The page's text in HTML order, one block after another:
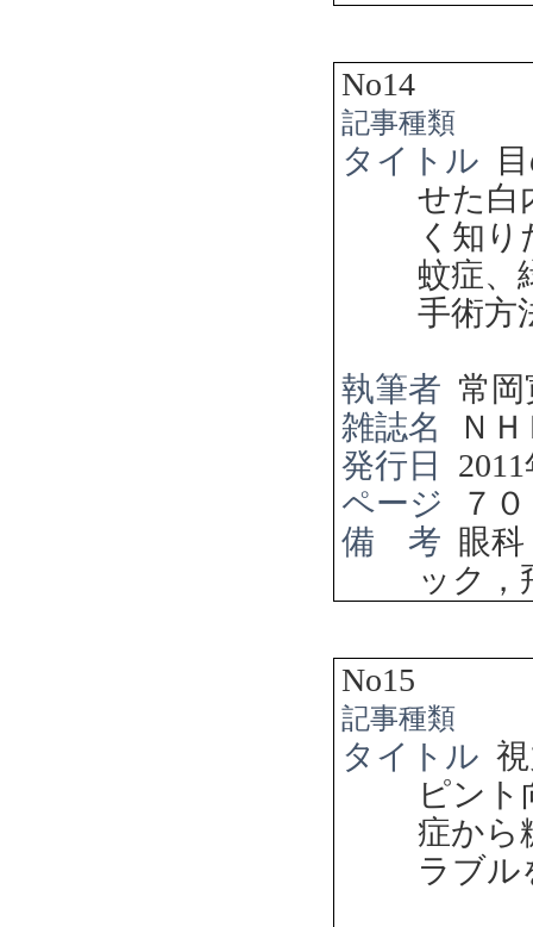
No14
記事種類
タイトル
せた
く知
蚊症、
手術方
執筆者 常
雑誌名
Ｎ
発行日
2011
ページ
７
備 考 眼
ック，
No15
記事種類
タイトル
ピン
症から
ラブル